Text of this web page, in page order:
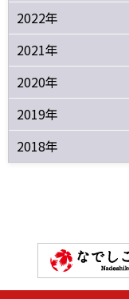
2022年
2021年
2020年
2019年
2018年